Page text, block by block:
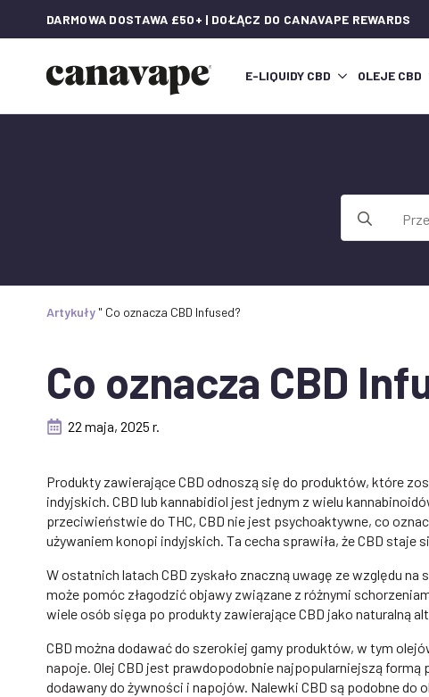
DARMOWA DOSTAWA £50+ | DOŁĄCZ DO CANAVAPE REWARDS
E-LIQUIDY CBD OLEJE CBD
Artykuły " Co oznacza CBD Infused?
Co oznacza CBD
22 maja, 2025 r.
Produkty zawierające CBD odnoszą się do produktów, które
indyjskich. CBD lub kannabidiol jest jednym z wielu
przeciwieństwie do THC, CBD nie jest psychoaktywne, co
używaniem konopi indyjskich. Ta cecha sprawiła, że CBD
W ostatnich latach CBD zyskało znaczną uwagę ze względu
może pomóc złagodzić objawy związane z różnymi
wiele osób sięga po produkty zawierające CBD jako naturalną
CBD można dodawać do szerokiej gamy produktów, w tym
napoje. Olej CBD jest prawdopodobnie najpopularniejszą
dodawany do żywności i napojów. Nalewki CBD są podobne